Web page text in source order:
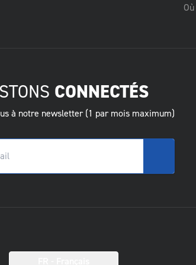
CONNECTÉS
à notre newsletter (1 par mois maximum)